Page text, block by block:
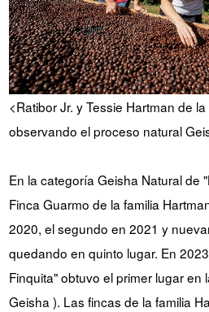
<Ratibor Jr. y Tessie Hartman de
observando el proceso natural
En la categoría Geisha Natural de
Finca Guarmo de la familia
2020, el segundo en 2021 y
quedando en quinto lugar. En
Finquita" obtuvo el primer lugar en
Geisha ). Las fincas de la familia